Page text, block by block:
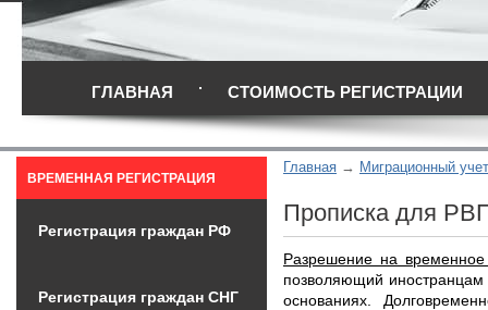
ГЛАВНАЯ СТОИМОСТЬ РЕГИСТРАЦИИ
Главная Миграционный
Прописка для
Разрешение на
позволяющий
основаниях.
ВРЕМЕННАЯ РЕГИСТРАЦИЯ
Регистрация граждан РФ
Регистрация граждан СНГ